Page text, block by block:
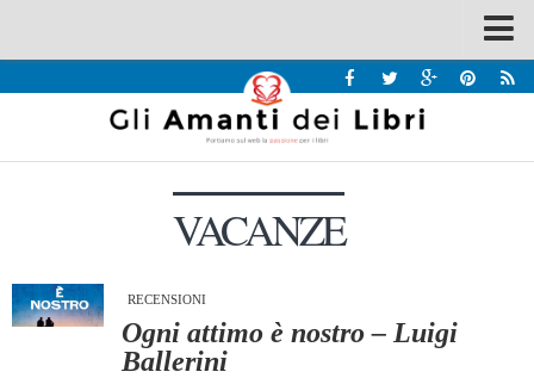
Recensioni
Interviste & Incontri
Chi siamo
VACANZE
RECENSIONI
Ogni attimo è nostro – Luigi
Ballerini